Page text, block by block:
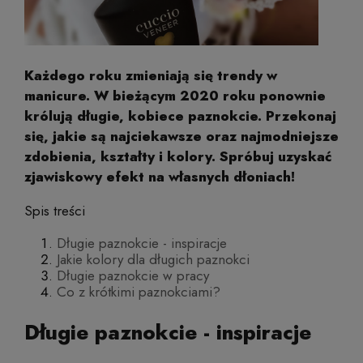
Każdego roku zmieniają się trendy w
manicure. W bieżącym 2020 roku ponownie
królują długie, kobiece paznokcie. Przekonaj
się, jakie są najciekawsze oraz najmodniejsze
zdobienia, kształty i kolory. Spróbuj uzyskać
zjawiskowy efekt na własnych dłoniach!
Spis treści
Długie paznokcie - inspiracje
Jakie kolory dla długich paznokci
Długie paznokcie w pracy
Co z krótkimi paznokciami?
Długie paznokcie - inspiracje